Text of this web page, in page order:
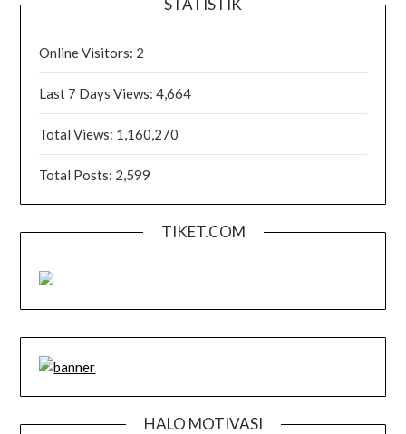
Online Visitors: 2
Last 7 Days Views:4,664
Total Views: 1,160,270
Total Posts: 2,599
TIKET.COM
HALO MOTIVASI